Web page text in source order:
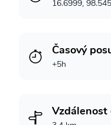
16.6999,
Časový
+5h
Vzdálenost